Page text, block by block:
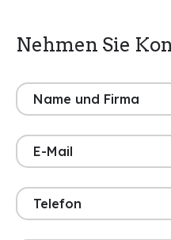
Nehmen Sie
Name
und
Firma(erforderlich)
E-
Mail(erforderlich)
Telefon(erforderlich)